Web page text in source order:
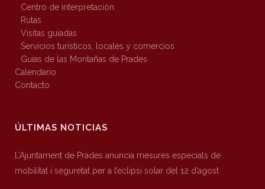
Centro de interpretación
Rutas
Visitas guiadas
Servicios turísticos, locales y comercios
Guías de las Montañas de Prades
Calendario
Contacto
ÚLTIMAS NOTICIAS
L’Ajuntament de Prades anuncia mesures especials de
mobilitat i seguretat per a l’eclipsi solar del 12 d’agost